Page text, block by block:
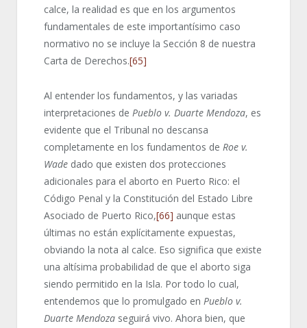
calce, la realidad es que en los argumentos
fundamentales de este importantísimo caso
normativo no se incluye la Sección 8 de nuestra
Carta de Derechos.[65]
Al entender los fundamentos, y las variadas
interpretaciones de Pueblo v. Duarte Mendoza, es
evidente que el Tribunal no descansa
completamente en los fundamentos de Roe v.
Wadedado que existen dos protecciones
adicionales para el aborto en Puerto Rico: el
Código Penal y la Constitución del Estado Libre
Asociado de Puerto Rico,[66] aunque estas
últimas no están explícitamente expuestas,
obviando la nota al calce. Eso significa que existe
una altísima probabilidad de que el aborto siga
siendo permitido en la Isla. Por todo lo cual,
entendemos que lo promulgado en Pueblo v.
Duarte Mendozaseguirá vivo. Ahora bien, que